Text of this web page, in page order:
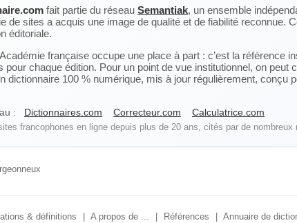
fait partie du réseau Semantiak, un ensemble
de sites a acquis une image de qualité et de fiabilité reconnue.
éditoriale.
française occupe une place à part : c’est la référence
pour chaque édition. Pour un point de vue institutionnel, on peut
dictionnaire 100 % numérique, mis à jour régulièrement, conçu
: Dictionnaires.com Correcteur.com Calculatrice.com
francophones en ligne depuis plus de 20 ans, cités par de
& définitions A propos de ... Références Annuaire de